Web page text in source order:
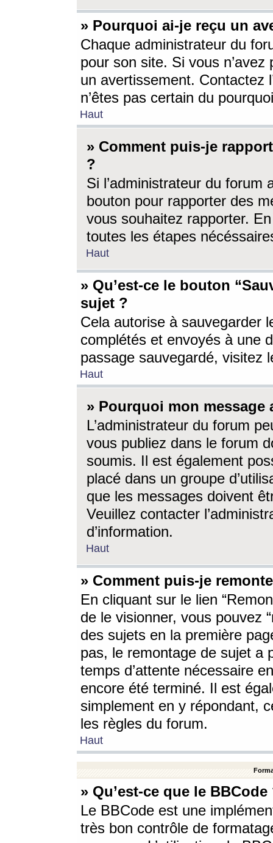
» Pourquoi ai-je reçu un
Chaque administrateur du
pour son site. Si vous
un avertissement. Contactez
n’êtes pas certain du
Haut
» Comment puis-je
?
Si l’administrateur du forum
bouton pour rapporter des
vous souhaitez rapporter.
toutes les étapes
Haut
» Qu’est-ce le bouton
sujet ?
Cela autorise à sauvegarder
complétés et envoyés à une
passage sauvegardé, visitez
Haut
» Pourquoi mon message
L’administrateur du forum
vous publiez dans le forum
soumis. Il est également
placé dans un groupe
que les messages doivent
Veuillez contacter
d’information.
Haut
» Comment puis-je
En cliquant sur le lien
de le visionner, vous pouvez
des sujets en la première
pas, le remontage de sujet a
temps d’attente nécessaire
encore été terminé. Il est
simplement en y répondant,
les règles du forum.
Haut
» Qu’est-ce que le BBCode
Le BBCode est une
très bon contrôle de